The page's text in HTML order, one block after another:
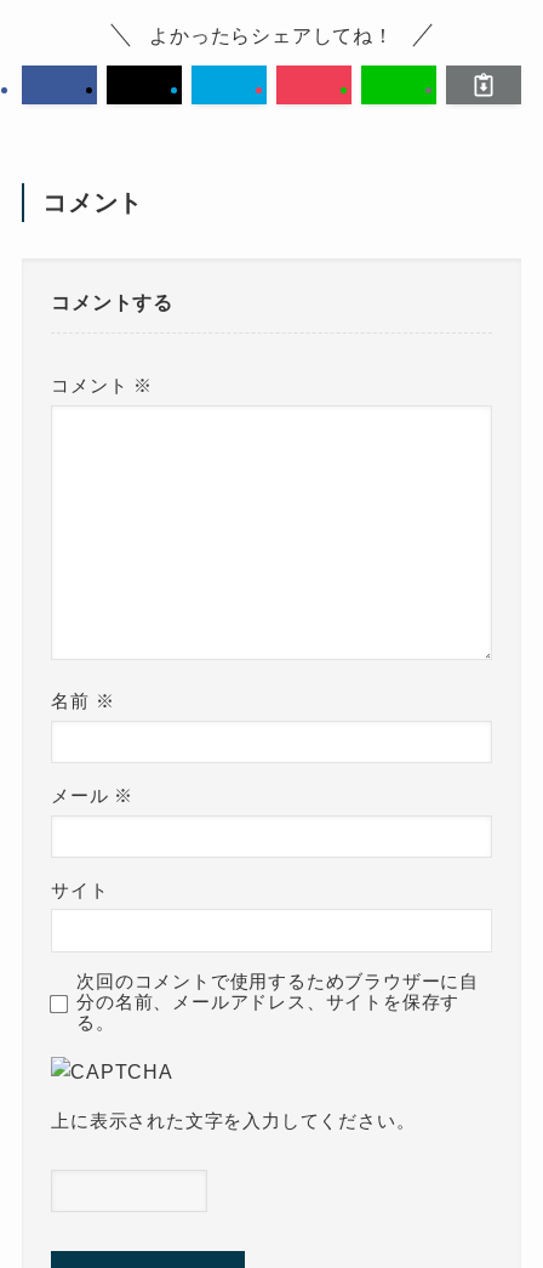
よかったらシェアしてね！
コメント
コメントする
コメント ※
名前 ※
メール ※
サイト
次回のコメントで使用するためブラウザーに自
分の名前、メールアドレス、サイトを保存す
る。
上に表示された文字を入力してください。